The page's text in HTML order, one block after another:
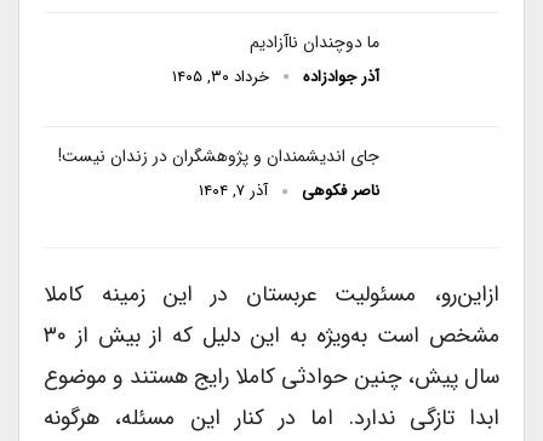
ما دوچندان ناآزادیم
آذر جوادزاده خرداد ۳۰, ۱۴۰۵
جای اندیشمندان و پژوهشگران در زندان نیست!
ناصر فکوهی آذر ۷, ۱۴۰۴
ازاین‌رو، مسئولیت عربستان در این زمینه کاملا
مشخص است به‌ویژه به این دلیل که از بیش از ۳۰
سال پیش، چنین حوادثی کاملا رایج هستند و موضوع
ابدا تازگی ندارد. اما در کنار این مسئله، هرگونه